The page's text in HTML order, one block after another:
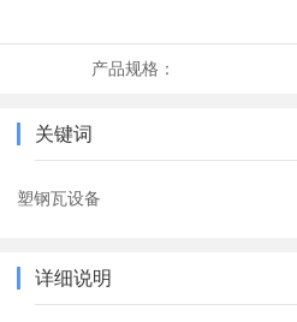
产品规格：
关键词
塑钢瓦设备
详细说明